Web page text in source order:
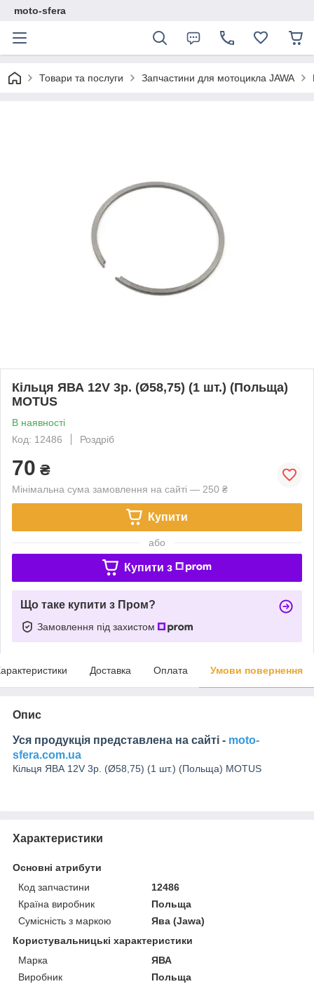
moto-sfera
Товари та послуги Запчастини для мотоцикла JAWA
Кільця ЯВА 12V 3р. (Ø58,75) (1 шт.) (Польща)
MOTUS
В наявності
Код: 12486
Роздріб
70 ₴
Мінімальна сума замовлення на сайті — 250 ₴
Купити
або
Купити з
Що таке купити з Пром?
Замовлення під захистом
Доставка Оплата Умови повернення
Опис
Уся продукція представлена на сайті - moto-
sfera.com.ua
Кільця ЯВА 12V 3р. (Ø58,75) (1 шт.) (Польща) MOTUS
Характеристики
Основні атрибути
Код запчастини
12486
Країна виробник
Польща
Сумісність з маркою
Ява (Jawa)
Користувальницькі характеристики
Марка
ЯВА
Виробник
Польща